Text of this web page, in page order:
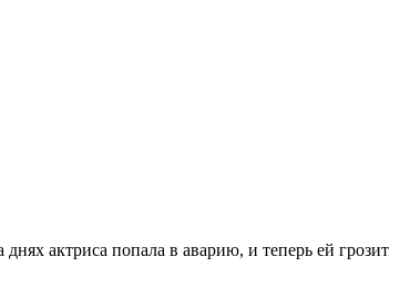
актриса попала в аварию, и теперь ей грозит